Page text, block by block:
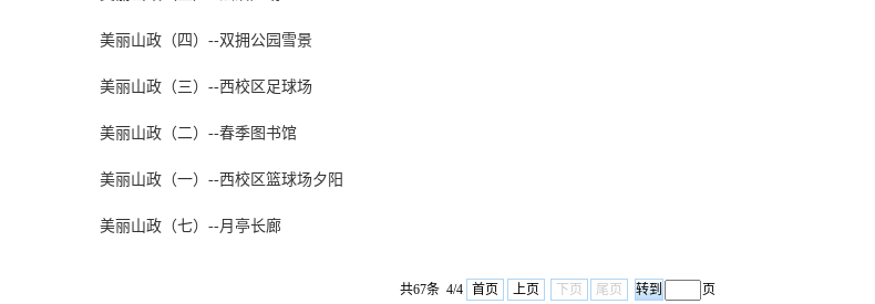
美丽山政（四）--双拥公园雪景
美丽山政（三）--西校区足球场
美丽山政（二）--春季图书馆
美丽山政（一）--西校区篮球场夕阳
美丽山政（七）--月亭长廊
共67条 4/4 首页 上页 下页 尾页 页